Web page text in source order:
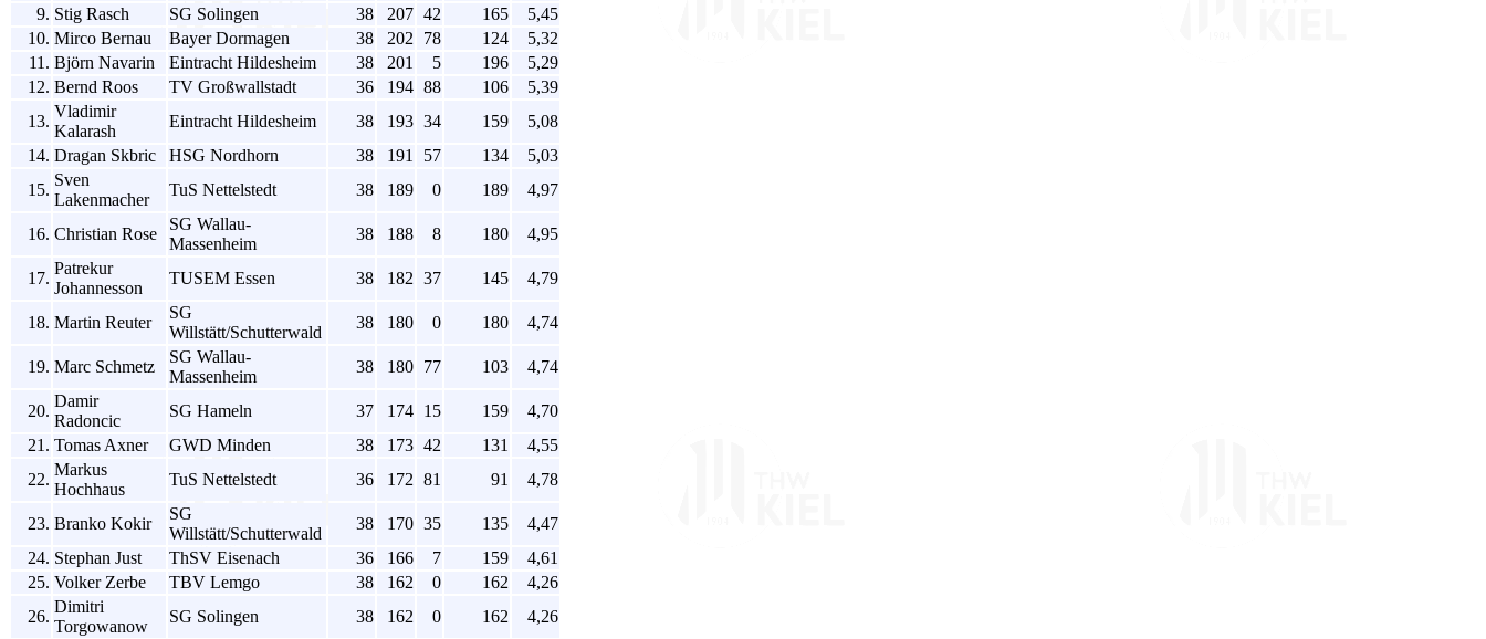
9. Stig Rasch SG Solingen 38 207 42 165
5,45
10. Mirco Bernau Bayer Dormagen 38 202 78 124
5,32
11. Björn Navarin Eintracht Hildesheim 38 201 5 196
5,29
12. Bernd Roos TV Großwallstadt 36 194 88 106
5,39
13.
Vladimir
Kalarash
Eintracht Hildesheim 38 193 34 159
5,08
14. Dragan Skbric HSG Nordhorn 38 191 57 134
5,03
15.
Sven
Lakenmacher
TuS Nettelstedt 38 189 0 189 4,97
16. Christian Rose
SG Wallau-
Massenheim
38 188 8 180 4,95
17.
Patrekur
Johannesson
TUSEM Essen 38 182 37 145 4,79
18. Martin Reuter
SG
Willstätt/Schutterwald
38 180 0 180 4,74
19. Marc Schmetz
SG Wallau-
Massenheim
38 180 77 103 4,74
20.
Damir
Radoncic
SG Hameln 37 174 15 159
4,70
21. Tomas Axner GWD Minden 38 173 42 131
4,55
22.
Markus
Hochhaus
TuS Nettelstedt 36 172 81 91 4,78
23. Branko Kokir
SG
Willstätt/Schutterwald
38 170 35 135
4,47
24. Stephan Just ThSV Eisenach 36 166 7 159
4,61
25. Volker Zerbe TBV Lemgo 38 162 0 162
4,26
26.
Dimitri
Torgowanow
SG Solingen 38 162 0 162 4,26